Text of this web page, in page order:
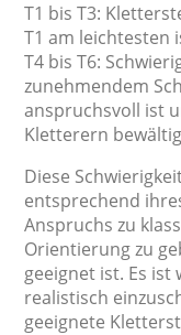
T1 bis T3:
T1 am leichtesten
T4 bis T6:
zunehmendem
anspruchsvoll ist
Kletterern
Diese
entsprechend
Anspruchs zu
Orientierung zu
geeignet ist. Es ist
realistisch
geeignete